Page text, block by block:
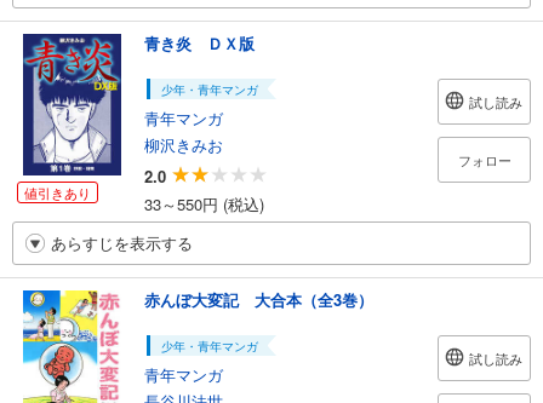
値引きあり
青き炎 ＤＸ版
少年・青年マンガ
青年マンガ
柳沢きみお
2.0
33～550円 (税込)
試し読み
フォロー
あらすじを表示する
赤んぼ大変記 大合本（全3巻）
少年・青年マンガ
青年マンガ
試し読み